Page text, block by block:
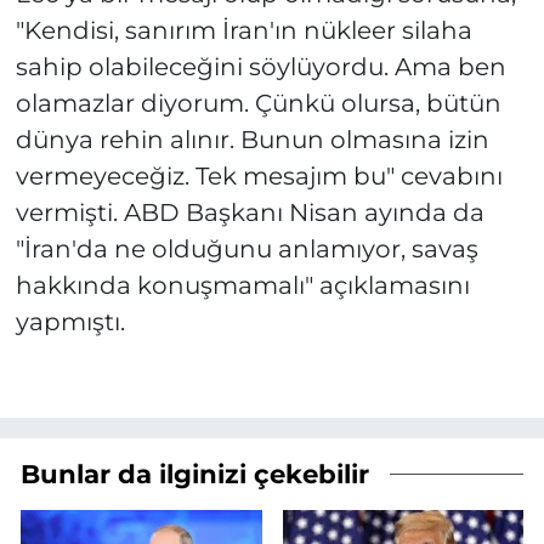
"Kendisi, sanırım İran'ın nükleer silaha
sahip olabileceğini söylüyordu. Ama ben
olamazlar diyorum. Çünkü olursa, bütün
dünya rehin alınır. Bunun olmasına izin
vermeyeceğiz. Tek mesajım bu" cevabını
vermişti. ABD Başkanı Nisan ayında da
"İran'da ne olduğunu anlamıyor, savaş
hakkında konuşmamalı" açıklamasını
yapmıştı.
Bunlar da ilginizi çekebilir